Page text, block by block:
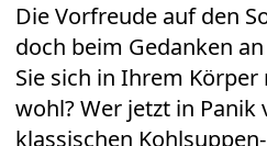
Die Vorfreude auf den
doch beim Gedanken
Sie sich in Ihrem
wohl? Wer jetzt in
klassischen